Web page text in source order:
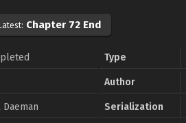
Latest: Chapter 72 End
Type
Author
Daeman Serialization